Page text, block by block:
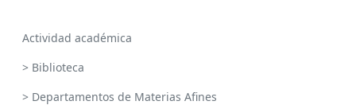
Actividad académica
> Biblioteca
> Departamentos de Materias Afines